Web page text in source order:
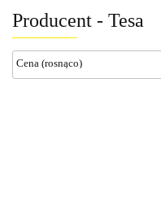
Producent - Tesa